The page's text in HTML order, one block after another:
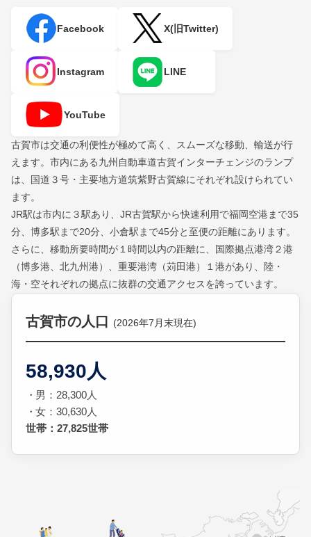
Facebook X(旧Twitter)
Instagram LINE
YouTube
古賀市は交通の利便性が極めて高く、スムーズな移動、輸送が行
えます。市内にある九州自動車道古賀インターチェンジのランプ
は、国道３号・主要地方道筑紫野古賀線にそれぞれ設けられてい
ます。
JR駅は市内に３駅あり、JR古賀駅から快速利用で福岡空港まで35
分、博多駅まで20分、小倉駅まで45分と至便の距離にあります。
さらに、移動所要時間が１時間以内の距離に、国際拠点港湾２港
（博多港、北九州港）、重要港湾（苅田港）１港があり、陸・
海・空それぞれの拠点に抜群の交通アクセスを誇っています。
古賀市の人口 (2026年7月末現在)
58,930人
男：28,300人
女：30,630人
世帯：27,825世帯